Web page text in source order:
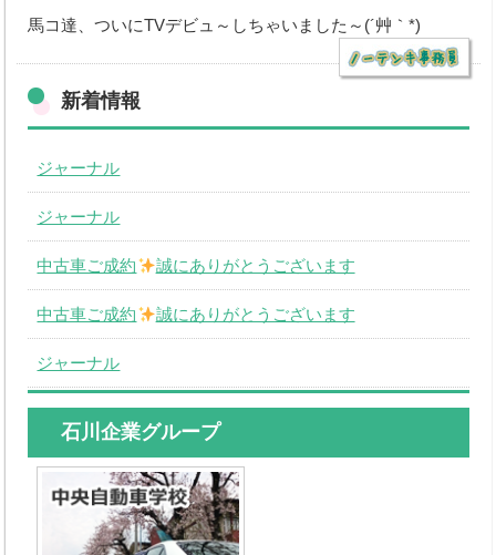
馬コ達、ついにTVデビュ～しちゃいました～(´艸｀*)
新着情報
ジャーナル
ジャーナル
中古車ご成約 誠にありがとうございます
中古車ご成約 誠にありがとうございます
ジャーナル
石川企業グループ